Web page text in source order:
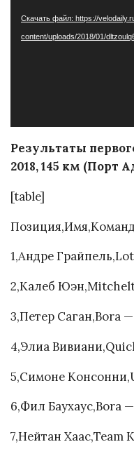
Скачать файл: https://
content/uploads/2018/01/
Результаты
2018, 145 км (Порт
[table]
1,Андре
2,Калеб
3,Петер Саган,Bora
4,Элиа
5,Симоне
6,Фил Баухаус,Bora
7,Нейтан Хаас,Team